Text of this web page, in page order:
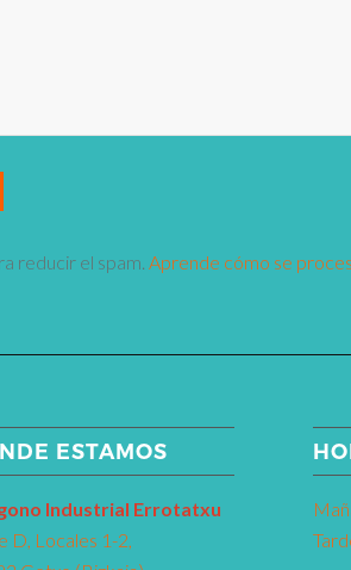
reducir el spam. Aprende cómo se
ESTAMOS
Industrial Errotatxu
D, Locales 1-2,